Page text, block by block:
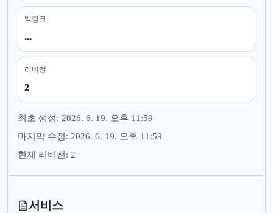
백링크
...
리비전
2
최초 생성: 2026. 6. 19. 오후 11:59
마지막 수정: 2026. 6. 19. 오후 11:59
현재 리비전: 2
서비스